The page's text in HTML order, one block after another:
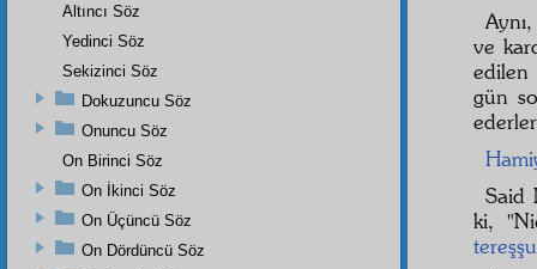
ve
edilen
gün
Said
ki,
Altıncı Söz
Yedinci Söz
Sekizinci Söz
Dokuzuncu Söz
Onuncu Söz
On Birinci Söz
On İkinci Söz
On Üçüncü Söz
On Dördüncü Söz